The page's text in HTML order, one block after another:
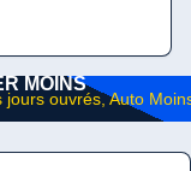
MOINS